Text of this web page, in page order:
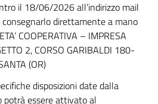
il 18/06/2026 all’indirizzo mail
consegnarlo direttamente a mano
COOPERATIVA – IMPRESA
2, CORSO GARIBALDI 180-
(OR)
disposizioni date dalla
potrà essere attivato al